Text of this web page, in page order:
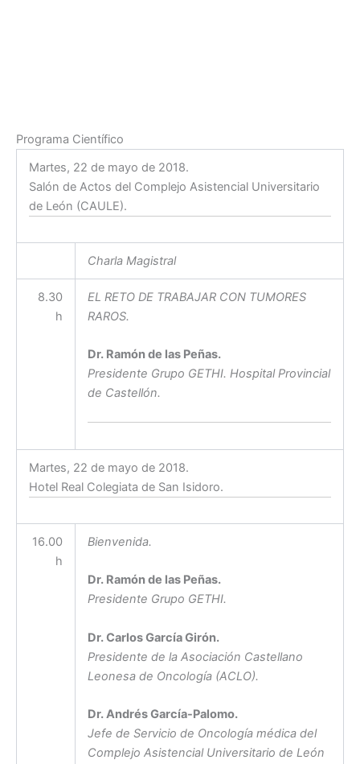
Programa Científico
Martes, 22 de mayo de 2018.
Salón de Actos del Complejo Asistencial Universitario
de León (CAULE).
Charla Magistral
8.30
h
EL RETO DE TRABAJAR CON TUMORES
RAROS.
Dr. Ramón de las Peñas.
Presidente Grupo GETHI. Hospital Provincial
de Castellón.
Martes, 22 de mayo de 2018.
Hotel Real Colegiata de San Isidoro.
16.00
h
Bienvenida.
Dr. Ramón de las Peñas.
Presidente Grupo GETHI.
Dr. Carlos García Girón.
Presidente de la Asociación Castellano
Leonesa de Oncología (ACLO).
Dr. Andrés García-Palomo.
Jefe de Servicio de Oncología médica del
Complejo Asistencial Universitario de León